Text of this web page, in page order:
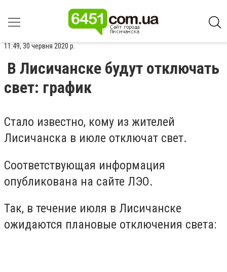
11:49, 30 червня 2020 р.
В Лисичанске будут отключать
свет: график
Стало известно, кому из жителей
Лисичанска в июле отключат свет.
Соответствующая информация
опубликована на сайте ЛЭО.
Так, в течение июля в Лисичанске
ожидаются плановые отключения света: